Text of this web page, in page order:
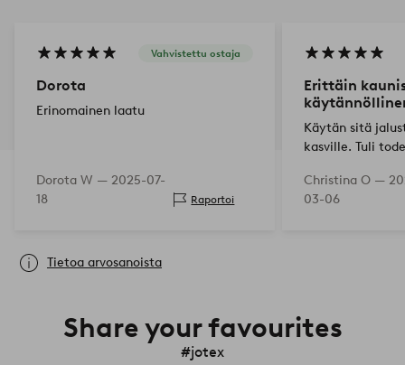
Vahvistettu ostaja
Dorota
Erinomainen laatu
Dorota W — 2025-07-
18
Raportoi
Erittäin
Käytän sitä
kasville. Tuli
Christina O —
03-06
Tietoa arvosanoista
Share your favourites
#jotex